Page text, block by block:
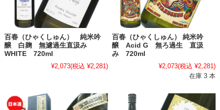
百春（ひゃくしゅん） 純米吟
醸 白麹 無濾過生直汲み
WHITE 720ml
¥2,073(税込 ¥2,281)
百春（ひゃくしゅん） 純米吟
醸 Acid G 無ろ過生 直汲
み 720ml
¥2,073(税込 ¥2,281)
在庫 3 本